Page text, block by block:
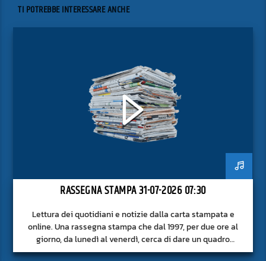
TI POTREBBE INTERESSARE ANCHE
RASSEGNA STAMPA 31-07-2026 07:30
Lettura dei quotidiani e notizie dalla carta stampata e
online. Una rassegna stampa che dal 1997, per due ore al
giorno, da lunedì al venerdì, cerca di dare un quadro
approfondito delle notizie del giorno, senza fermarsi alla